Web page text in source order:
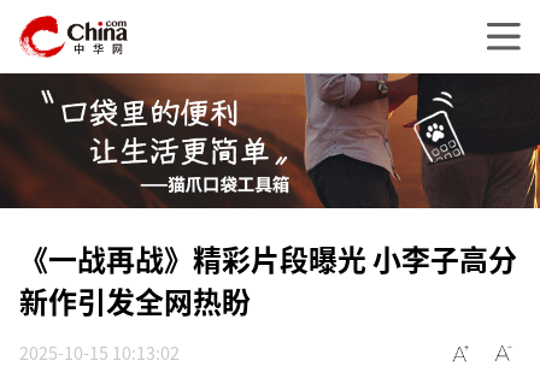
《一战再战》精彩片段曝光 小李子高分
新作引发全网热盼
2025-10-15 10:13:02